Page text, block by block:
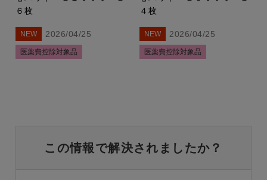
６枚
NEW 2026/04/25
医薬費控除対象品
４枚
NEW 2026/04/25
医薬費控除対象品
この情報で解決されましたか？